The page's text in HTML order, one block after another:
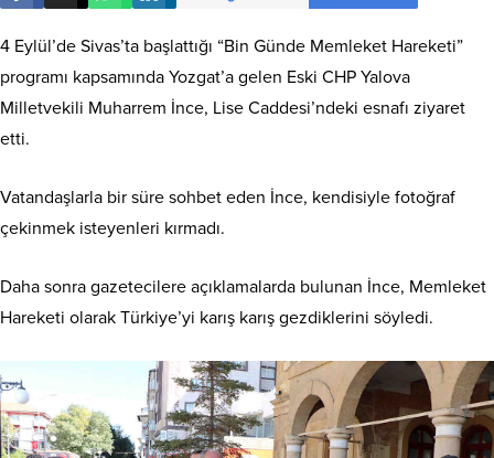
4 Eylül’de Sivas’ta başlattığı “Bin Günde Memleket Hareketi”
programı kapsamında Yozgat’a gelen Eski CHP Yalova
Milletvekili Muharrem İnce, Lise Caddesi’ndeki esnafı ziyaret
etti.
Vatandaşlarla bir süre sohbet eden İnce, kendisiyle fotoğraf
çekinmek isteyenleri kırmadı.
Daha sonra gazetecilere açıklamalarda bulunan İnce, Memleket
Hareketi olarak Türkiye’yi karış karış gezdiklerini söyledi.